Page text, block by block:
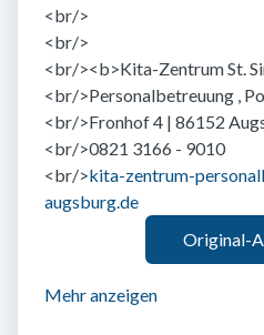
<br/>
<br/>
<br/><b>Kita-Zentrum St.
<br/>Personalbetreuung ,
<br/>Fronhof 4 | 86152
<br/>0821 3166 - 9010
<br/>kita-zentrum-
augsburg.de
Original-
Mehr anzeigen